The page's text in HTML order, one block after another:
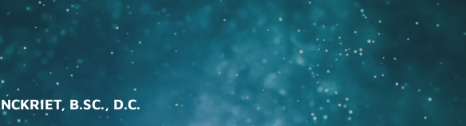
B.SC., D.C.